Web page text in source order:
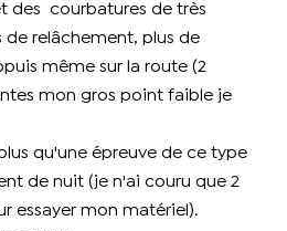
des courbatures de très
de relâchement, plus de
même sur la route (2
mon gros point faible je
qu'une épreuve de ce type
de nuit (je n'ai couru que 2
essayer mon matériel).